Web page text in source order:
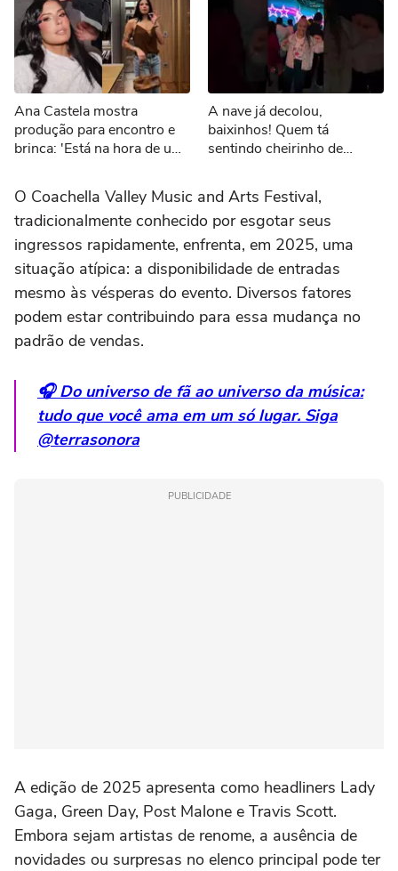
Ana Castela mostra
produção para encontro e
brinca: 'Está na hora de um
A nave já decolou,
baixinhos! Quem tá
sentindo cheirinho de
#Sonoranapista
O Coachella Valley Music and Arts Festival,
tradicionalmente conhecido por esgotar seus
ingressos rapidamente, enfrenta, em 2025, uma
situação atípica: a disponibilidade de entradas
mesmo às vésperas do evento. Diversos fatores
podem estar contribuindo para essa mudança no
padrão de vendas.
🎧 Do universo de fã ao universo da música:
tudo que você ama em um só lugar. Siga
@terrasonora
PUBLICIDADE
A edição de 2025 apresenta como headliners Lady
Gaga, Green Day, Post Malone e Travis Scott.
Embora sejam artistas de renome, a ausência de
novidades ou surpresas no elenco principal pode ter